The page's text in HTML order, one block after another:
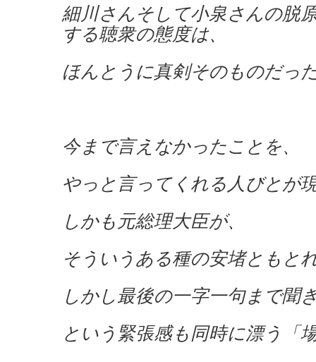
細川さんそして小泉さんの脱
する聴衆の態度は、
ほんとうに真剣そのものだっ
今まで言えなかったことを、
やっと言ってくれる人びとが
しかも元総理大臣が、
そういうある種の安堵ともと
しかし最後の一字一句まで聞
という緊張感も同時に漂う「